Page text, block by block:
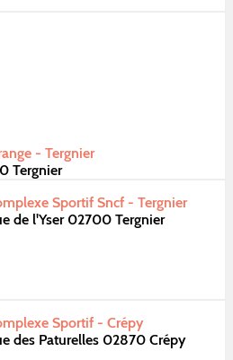
- Tergnier
Tergnier
Sportif Sncf - Tergnier
de l'Yser 02700 Tergnier
Sportif - Crépy
des Paturelles 02870 Crépy